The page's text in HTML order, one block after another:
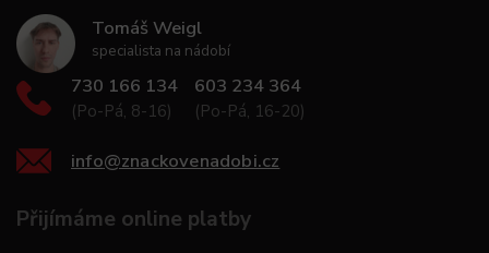
Tomáš Weigl
specialista na nádobí
730 166 134
(Po-Pá, 8-16)
603 234 364
(Po-Pá, 16-20)
info@znackovenadobi.cz
Přijímáme online platby